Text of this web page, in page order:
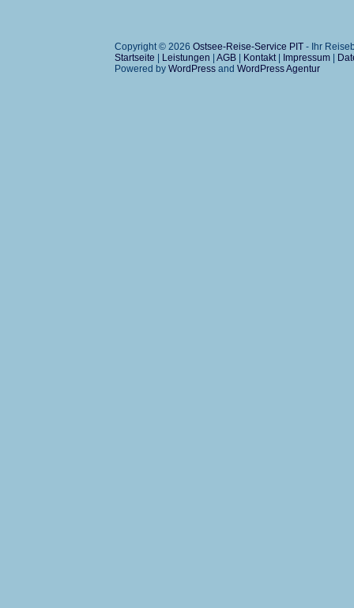
Copyright © 2026 Ostsee-Reise-Service PIT - Ihr
Startseite
Leistungen AGB Kontakt| Impressum
Powered by WordPress and WordPress Agentur